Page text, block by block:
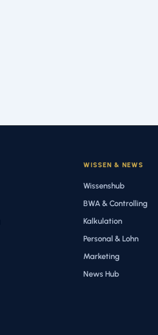
WISSEN & NEWS
Wissenshub
BWA & Controlling
Kalkulation
Personal & Lohn
Marketing
News Hub